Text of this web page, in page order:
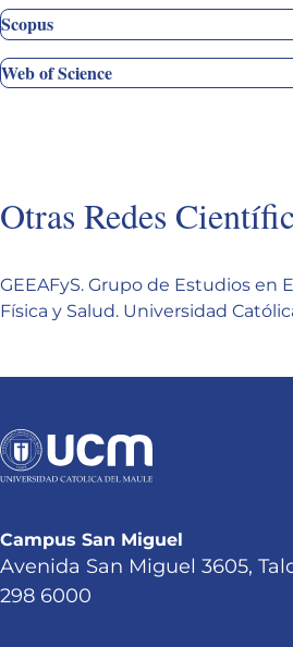
Scopus
Web of Science
Otras Redes
GEEAFyS. Grupo de Estudios en
Física y Salud. Universidad
Campus San Miguel
Avenida San Miguel 3605,
298 6000